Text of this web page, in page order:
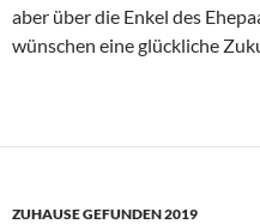
aber über die Enkel des
wünschen eine glückliche
ZUHAUSE GEFUNDEN 2019